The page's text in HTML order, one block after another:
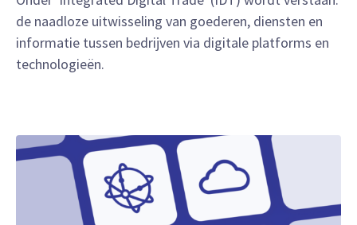
de naadloze uitwisseling van goederen, diensten en
informatie tussen bedrijven via digitale platforms en
technologieën.